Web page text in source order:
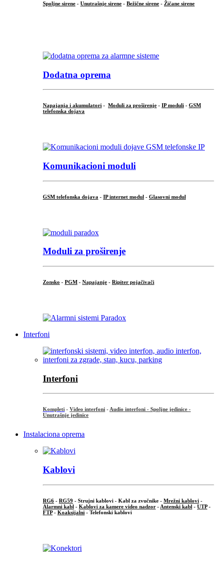
Spoljne sirene - Unutrašnje sirene - Bežične sirene - Žičane sirene
Dodatna oprema
Napajanja i akumulatori - Moduli za proširenje - IP moduli - GSM
telefonska dojava
Komunikacioni moduli
GSM telefonska dojava - IP internet modul - Glasovni modul
Moduli za proširenje
Zonsko - PGM - Napajanje - Ripiter pojačivači
Interfoni
Interfoni
Kompleti - Video interfoni - Audio interfoni - Spoljne jedinice -
Unutrašnje jedinice
Instalaciona oprema
Kablovi
RG6 - RG59 - Strujni kablovi - Kabl za zvučnike - Mrežni kablovi -
Alarmni kabl - Kablovi za kamere video nadzor - Antenski kabl - UTP-
FTP- Koaksijalni - Telefonski kablovi